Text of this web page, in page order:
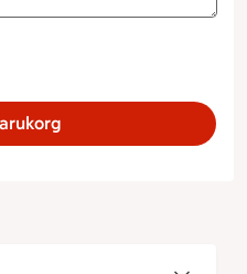
Buffé Potatissallad,